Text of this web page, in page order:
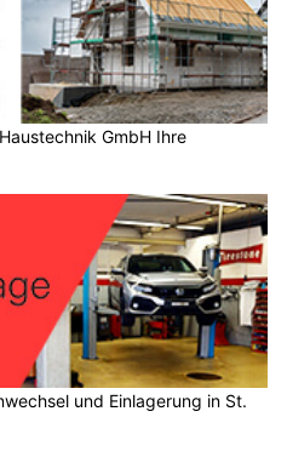
GmbH Ihre
und Einlagerung in St.